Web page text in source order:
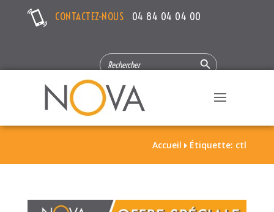
CONTACTEZ-NOUS 04 84 04 04 00
SEARCH
FOR:
Search Button
Accueil  Étiquette: ctl